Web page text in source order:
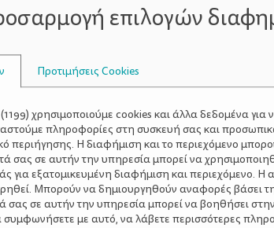
επιλογών
Προτιμήσεις Cookies
(1199) χρησιμοποιούμε cookies και άλλα δεδομένα
πληροφορίες στη συσκευή σας και
περιήγησης. Η διαφήμιση και το περιεχόμενο
σας σε αυτήν την υπηρεσία μπορεί να
για εξατομικευμένη διαφήμιση και περιεχόμενο.
Μπορούν να δημιουργηθούν αναφορές βάσει
σε αυτήν την υπηρεσία μπορεί να βοηθήσει
με αυτό, να λάβετε περισσότερες